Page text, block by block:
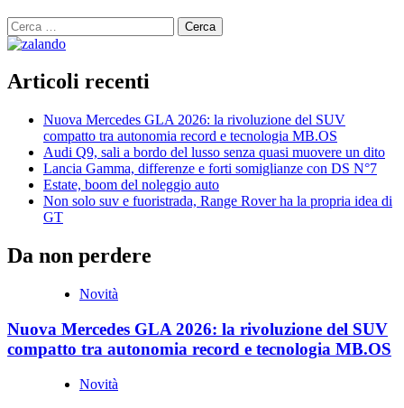
Ricerca
per:
Articoli recenti
Nuova Mercedes GLA 2026: la rivoluzione del SUV
compatto tra autonomia record e tecnologia MB.OS
Audi Q9, sali a bordo del lusso senza quasi muovere un dito
Lancia Gamma, differenze e forti somiglianze con DS N°7
Estate, boom del noleggio auto
Non solo suv e fuoristrada, Range Rover ha la propria idea di
GT
Da non perdere
Novità
Nuova Mercedes GLA 2026: la rivoluzione del SUV
compatto tra autonomia record e tecnologia MB.OS
Novità